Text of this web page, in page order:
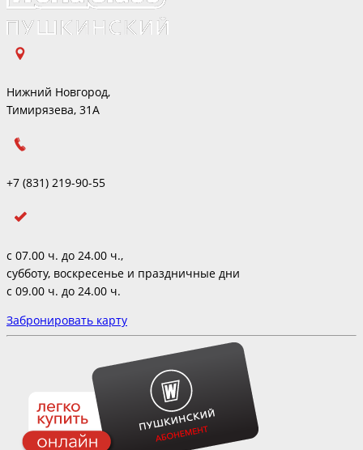
Нижний Новгород,
Тимирязева, 31А
+7 (831) 219-90-55
с 07.00 ч. до 24.00 ч.,
субботу, воскресенье и праздничные дни
с 09.00 ч. до 24.00 ч.
Забронировать карту